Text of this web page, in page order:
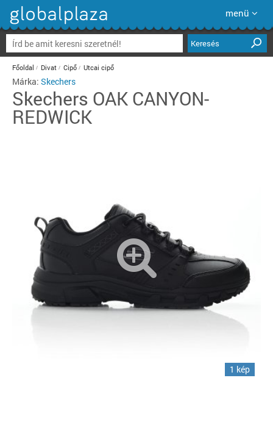
menü
Keresés
Főoldal Divat Cipő Utcai cipő
Márka: Skechers
Skechers OAK CANYON-
REDWICK
1 kép